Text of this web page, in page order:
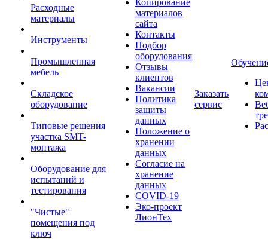
Расходные
материалы
Инструменты
Промышленная
мебель
Складское
оборудование
Типовые решения
участка SMT-
монтажа
Оборудование для
испытаний и
тестирования
"Чистые"
помещения под
ключ
Копирование
материалов
сайта
Контакты
Подбор
оборудования
Отзывы
клиентов
Вакансии
Политика
защиты
данных
Положение о
хранении
данных
Согласие на
хранение
данных
COVID-19
Эко-проект
ЛионТех
Заказать
сервис